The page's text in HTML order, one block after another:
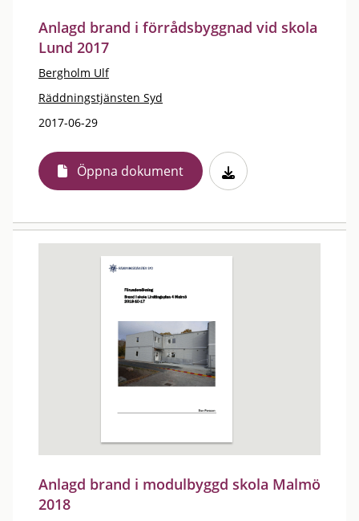
Anlagd brand i förrådsbyggnad vid skola
Lund 2017
Bergholm Ulf
Räddningstjänsten Syd
2017-06-29
Öppna dokument
Anlagd brand i modulbyggd skola Malmö
2018